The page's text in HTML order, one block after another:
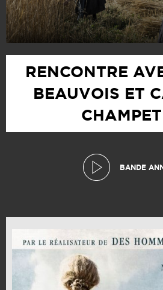
RENCONTRE
BEAUVOIS ET
BANDE